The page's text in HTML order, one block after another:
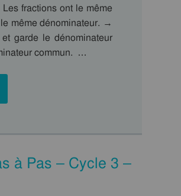
fractions ont le même
même dénominateur. →
garde le dénominateur
commun. …
à Pas – Cycle 3 –